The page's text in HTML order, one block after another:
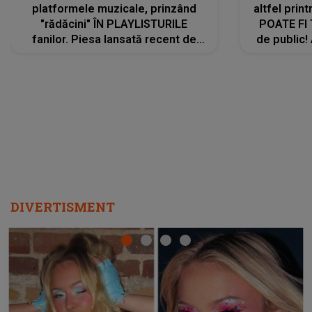
platformele muzicale, prinzând
"rădăcini" ÎN PLAYLISTURILE
fanilor. Piesa lansată recent de
altfel
POATE FI
de public!
DIVERTISMENT